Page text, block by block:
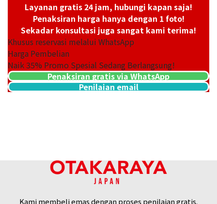
Platinum (Pt900) earrings
Layanan gratis 24 jam, hubungi kapan saja!
Penaksiran harga hanya dengan 1 foto!
Sekadar konsultasi juga sangat kami terima!
Khusus reservasi melalui WhatsApp
Harga Pembelian
Naik35% Promo Spesial Sedang Berlangsung!
Penaksiran gratis via WhatsApp
Penilaian email
Kami membeli emas dengan proses penilaian gratis.